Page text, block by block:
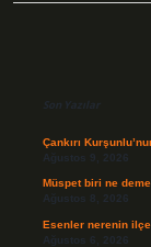
Son Yazılar
Çankırı
Ağustos 9, 2026
Müspet biri ne
Ağustos 8, 2026
Esenler nerenin
Ağustos 6, 2026